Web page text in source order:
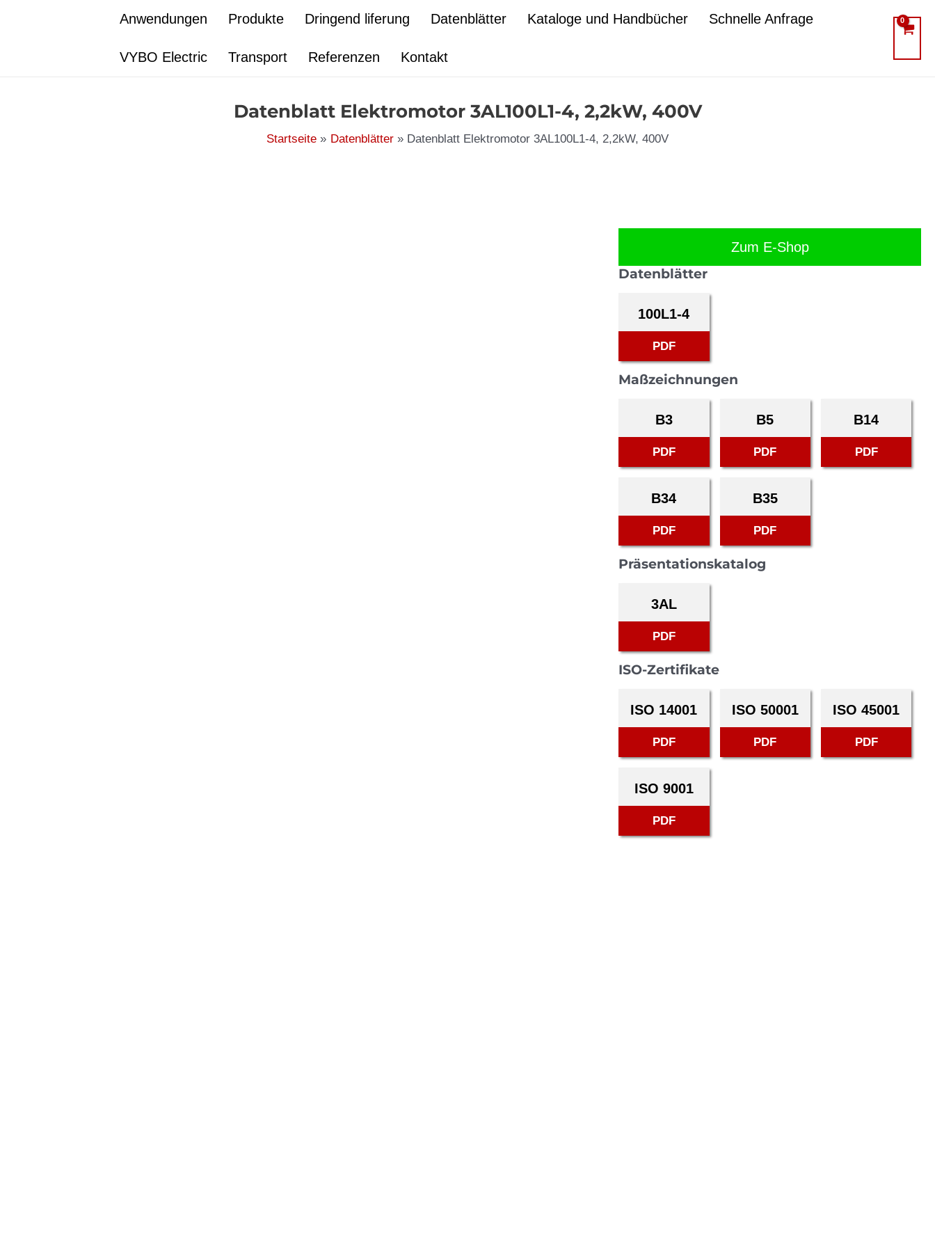
Anwendungen Produkte Dringend liferung Datenblätter Kataloge und Handbücher Schnelle Anfrage
VYBO Electric Transport Referenzen Kontakt
Datenblatt Elektromotor 3AL100L1-4, 2,2kW, 400V
Startseite Datenblätter Datenblatt Elektromotor 3AL100L1-4, 2,2kW, 400V
Zum E-Shop
Datenblätter
100L1-4
PDF
Maßzeichnungen
B3
PDF
B5
PDF
B14
PDF
B34
PDF
B35
PDF
Präsentationskatalog
3AL
PDF
ISO-Zertifikate
ISO 14001
PDF
ISO 50001
PDF
ISO 45001
PDF
ISO 9001
PDF